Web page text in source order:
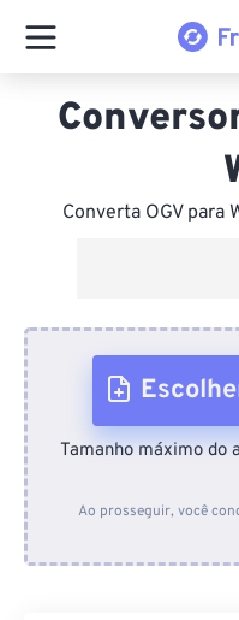
Converta OGV para
Do
Tamanho máximo do
Ao prosseguir, você